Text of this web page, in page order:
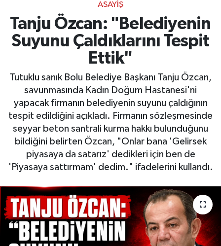
ASAYIŞ
Tanju Özcan: "Belediyenin
Suyunu Çaldıklarını Tespit
Ettik"
Tutuklu sanık Bolu Belediye Başkanı Tanju Özcan,
savunmasında Kadın Doğum Hastanesi'ni
yapacak firmanın belediyenin suyunu çaldığının
tespit edildiğini açıkladı. Firmanın sözleşmesinde
seyyar beton santrali kurma hakkı bulunduğunu
bildiğini belirten Özcan, "Onlar bana 'Gelirsek
piyasaya da satarız' dedikleri için ben de
'Piyasaya sattırmam' dedim." ifadelerini kullandı.